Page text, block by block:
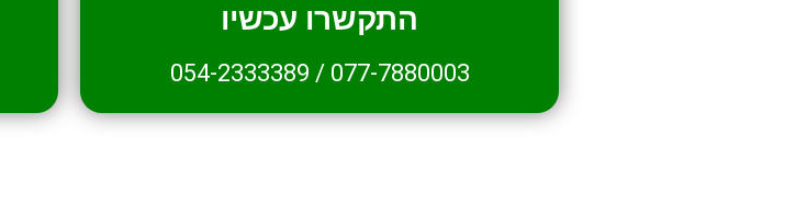
התקשרו עכשיו
077-7880003
/
054-2333389